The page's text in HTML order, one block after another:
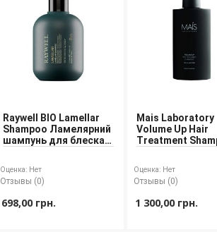
Raywell BIO Lamellar
Shampoo Ламелярний
шампунь для блеска
Оценка: Нет
Отзывы (0)
698,00 грн.
Mais Laboratory
Volume Up Hair
Treatment
Оценка: Нет
Отзывы (0)
1 300,00 грн.